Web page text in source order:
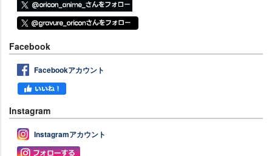
Facebook
Facebookアカウント
Instagram
Instagramアカウント